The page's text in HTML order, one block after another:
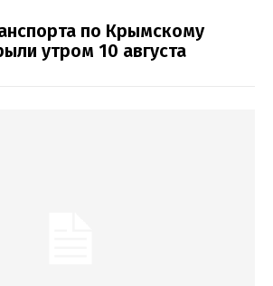
по Крымскому
утром 10 августа